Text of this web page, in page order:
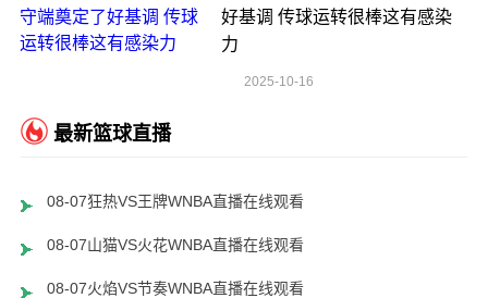
好基调 传球运转很棒这有感染
力
2025-10-16
最新篮球直播
08-07狂热VS王牌WNBA直播在线观看
08-07山猫VS火花WNBA直播在线观看
08-07火焰VS节奏WNBA直播在线观看